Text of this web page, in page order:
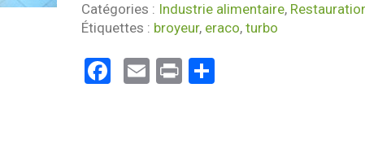
Catégories : Industrie alimentaire,
Étiquettes : broyeur, eraco, turbo
Facebook
Email
PrintPartager